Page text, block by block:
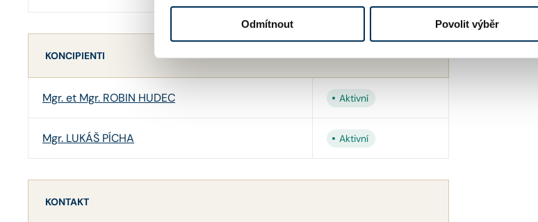
Odmítnout Povolit výběr
KONCIPIENTI
Mgr. et Mgr. ROBIN HUDEC Aktivní
Mgr. LUKÁŠ PÍCHA Aktivní
KONTAKT